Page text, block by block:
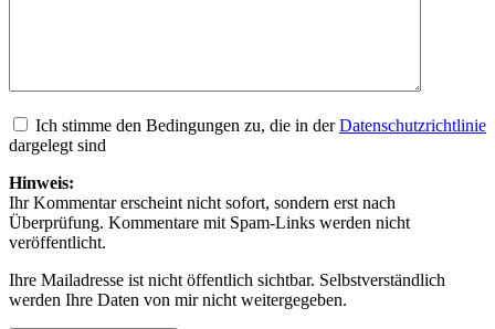
Ich stimme den Bedingungen zu, die in derDatenschutzrichtlinie
dargelegt sind
Hinweis:
Ihr Kommentar erscheint nicht sofort, sondern erst nach
Überprüfung. Kommentare mit Spam-Links werden nicht
veröffentlicht.
Ihre Mailadresse ist nicht öffentlich sichtbar. Selbstverständlich
werden Ihre Daten von mir nicht weitergegeben.